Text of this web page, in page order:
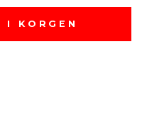
I KORGEN